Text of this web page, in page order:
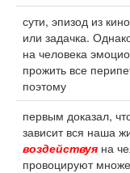
сути, эпизод из
или задачка.
на человека
прожить все
поэтому
первым доказал,
зависит вся наша
воздействуя на
провоцируют